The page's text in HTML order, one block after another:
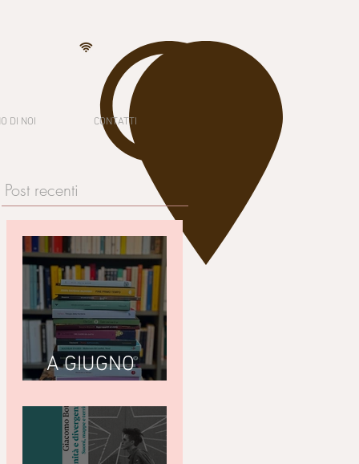
DI NOI CONTATTI
Post recenti
A GIUGNO